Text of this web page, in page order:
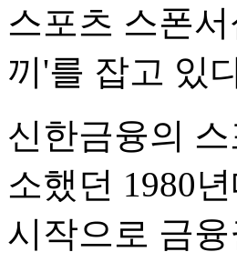
스포츠 스폰
끼'를 잡고 있
신한금융의
소했던 1980
시작으로 금